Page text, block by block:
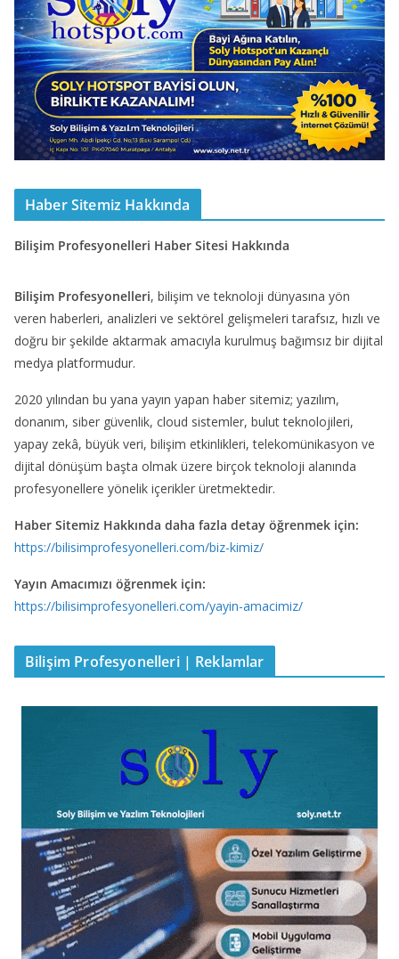
Haber Sitemiz Hakkında
Bilişim Profesyonelleri Haber Sitesi Hakkında
Bilişim Profesyonelleri, bilişim ve teknoloji dünyasına yön
veren haberleri, analizleri ve sektörel gelişmeleri tarafsız, hızlı ve
doğru bir şekilde aktarmak amacıyla kurulmuş bağımsız bir dijital
medya platformudur.
2020 yılından bu yana yayın yapan haber sitemiz; yazılım,
donanım, siber güvenlik, cloud sistemler, bulut teknolojileri,
yapay zekâ, büyük veri, bilişim etkinlikleri, telekomünikasyon ve
dijital dönüşüm başta olmak üzere birçok teknoloji alanında
profesyonellere yönelik içerikler üretmektedir.
Haber Sitemiz Hakkında daha fazla detay öğrenmek için:
https://bilisimprofesyonelleri.com/biz-kimiz/
Yayın Amacımızı öğrenmek için:
https://bilisimprofesyonelleri.com/yayin-amacimiz/
Bilişim Profesyonelleri | Reklamlar